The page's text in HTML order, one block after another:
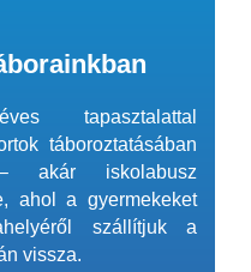
tapasztalattal
táboroztatásában
akár iskolabusz
ahol a gyermekeket
szállítjuk a
vissza.